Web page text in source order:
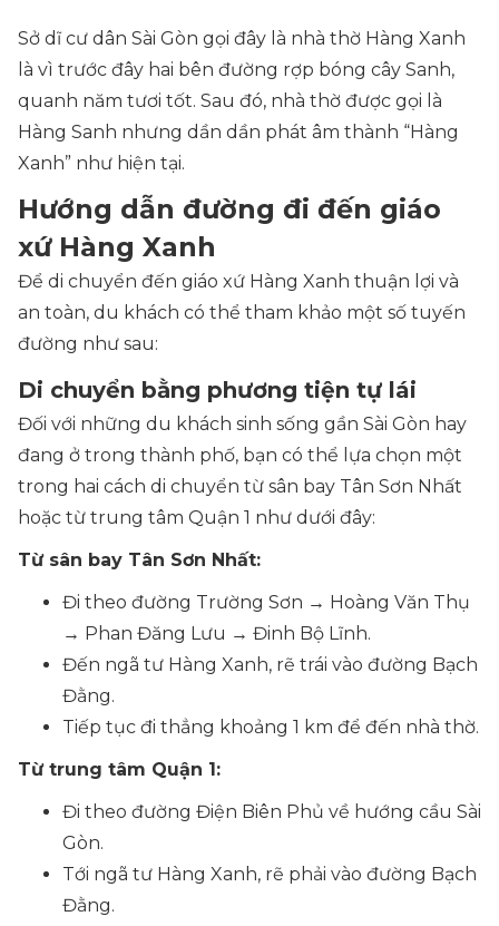
Sở dĩ cư dân Sài Gòn gọi đây là nhà thờ Hàng Xanh
là vì trước đây hai bên đường rợp bóng cây Sanh,
quanh năm tươi tốt. Sau đó, nhà thờ được gọi là
Hàng Sanh nhưng dần dần phát âm thành “Hàng
Xanh” như hiện tại.
Hướng dẫn đường đi đến giáo
xứ Hàng Xanh
Để di chuyển đến giáo xứ Hàng Xanh thuận lợi và
an toàn, du khách có thể tham khảo một số tuyến
đường như sau:
Di chuyển bằng phương tiện tự lái
Đối với những du khách sinh sống gần Sài Gòn hay
đang ở trong thành phố, bạn có thể lựa chọn một
trong hai cách di chuyển từ sân bay Tân Sơn Nhất
hoặc từ trung tâm Quận 1 như dưới đây:
Từ sân bay Tân Sơn Nhất:
Đi theo đường Trường Sơn → Hoàng Văn Thụ
→ Phan Đăng Lưu → Đinh Bộ Lĩnh.
Đến ngã tư Hàng Xanh, rẽ trái vào đường Bạch
Đằng.
Tiếp tục đi thẳng khoảng 1 km để đến nhà thờ.
Từ trung tâm Quận 1:
Đi theo đường Điện Biên Phủ về hướng cầu Sài
Gòn.
Tới ngã tư Hàng Xanh, rẽ phải vào đường Bạch
Đằng.